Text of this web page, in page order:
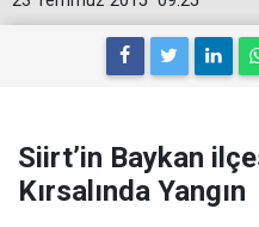
Siirt’in Baykan
Kırsalında Yangın